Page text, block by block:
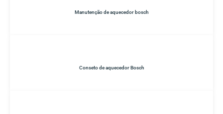
Manutenção de aquecedor bosch
Conseto de aquecedor Bosch